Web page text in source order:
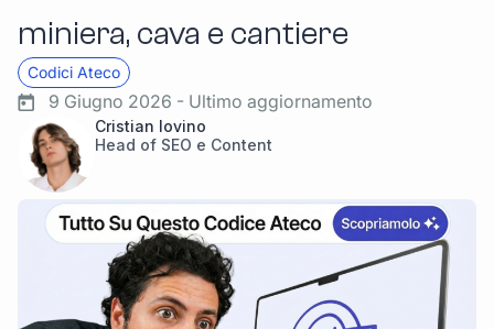
miniera, cava e cantiere
Codici Ateco
9 Giugno 2026 - Ultimo aggiornamento
Cristian Iovino
Head of SEO e Content